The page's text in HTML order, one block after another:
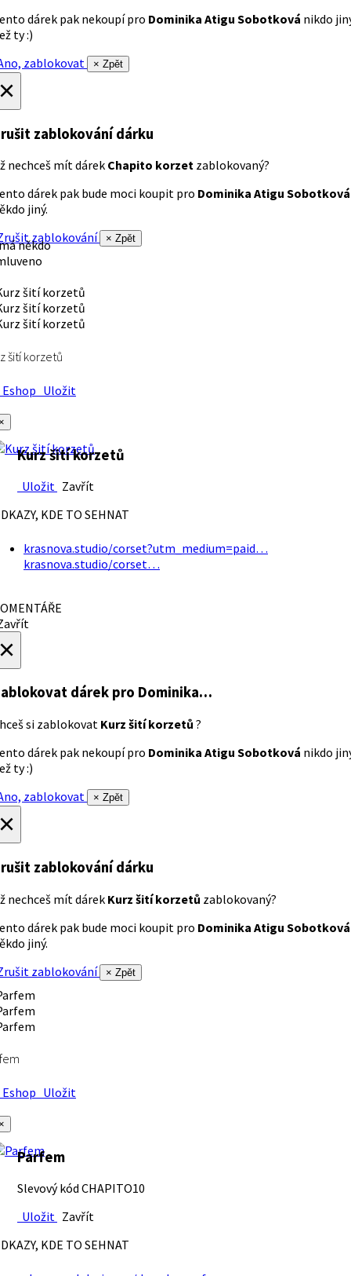
dárek pak nekoupí pro Dominika Atigu Sobotková nikdo
ty :)
zablokovat
× Zpět
zablokování dárku
nechceš mít dárek Chapito korzet zablokovaný?
dárek pak bude moci koupit pro Dominika Atigu Sobotková
jiný.
zablokování
× Zpět
někdo
šití korzetů
Uložit
Kurz šití korzetů
Uložit Zavřít
KDE TO SEHNAT
krasnova.studio/corset?utm_medium=paid…
krasnova.studio/corset…
dárek pro Dominika…
si zablokovat Kurz šití korzetů ?
dárek pak nekoupí pro Dominika Atigu Sobotková nikdo
ty :)
zablokovat
× Zpět
zablokování dárku
nechceš mít dárek Kurz šití korzetů zablokovaný?
dárek pak bude moci koupit pro Dominika Atigu Sobotková
jiný.
zablokování
× Zpět
Uložit
Parfem
Slevový kód CHAPITO10
Uložit Zavřít
KDE TO SEHNAT